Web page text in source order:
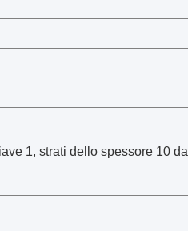
1, strati dello spessore 10 da